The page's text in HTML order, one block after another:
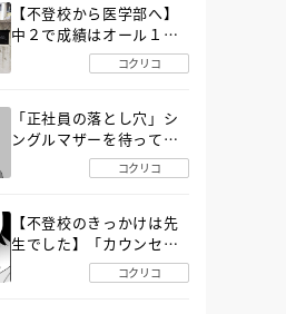
【不登校から医学部へ】
中２で成績はオール１
「昼夜逆転」したわが子
を”夜遊び”に連れ出した
コクリコ
「正社員の落とし穴」シ
ングルマザーを待ってい
た“魔の２年間”【後編】
コクリコ
【不登校のきっかけは先
生でした】「カウンセリ
ングの時間」生徒の情報
をバラしたのは…《第２
コクリコ